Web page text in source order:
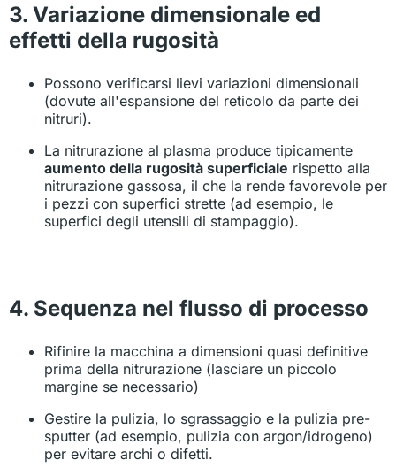
3. Variazione dimensionale ed
effetti della rugosità
Possono verificarsi lievi variazioni dimensionali
(dovute all'espansione del reticolo da parte dei
nitruri).
La nitrurazione al plasma produce tipicamente
aumento della rugosità superficiale rispetto alla
nitrurazione gassosa, il che la rende favorevole per
i pezzi con superfici strette (ad esempio, le
superfici degli utensili di stampaggio).
4. Sequenza nel flusso di processo
Rifinire la macchina a dimensioni quasi definitive
prima della nitrurazione (lasciare un piccolo
margine se necessario)
Gestire la pulizia, lo sgrassaggio e la pulizia pre-
sputter (ad esempio, pulizia con argon/idrogeno)
per evitare archi o difetti.